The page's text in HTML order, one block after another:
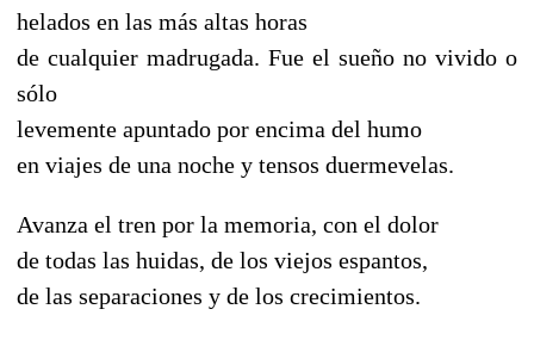
helados en las más altas horas
de cualquier madrugada. Fue el sueño no vivido o
sólo
levemente apuntado por encima del humo
en viajes de una noche y tensos duermevelas.
Avanza el tren por la memoria, con el dolor
de todas las huidas, de los viejos espantos,
de las separaciones y de los crecimientos.